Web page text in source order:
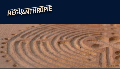
Skip to content